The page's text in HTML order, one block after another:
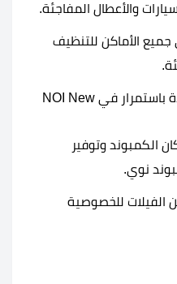
والأعطال المفاجئة.
الأماكن للتنظيف
فرق صيانة لتصليح متواجدة باستمرار في NOI New
الكمبوند وتوفير
نوي.
للخصوصية